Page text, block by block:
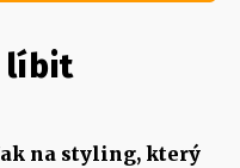
líbit
na styling, který